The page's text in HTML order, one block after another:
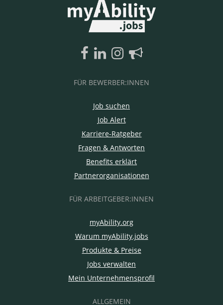
FÜR BEWERBER:INNEN
Job suchen
Job Alert
Karriere-Ratgeber
Fragen & Antworten
Benefits erklärt
Partnerorganisationen
FÜR ARBEITGEBER:INNEN
myAbility.org
Warum myAbility.jobs
Produkte & Preise
Jobs verwalten
Mein Unternehmensprofil
ALLGEMEIN